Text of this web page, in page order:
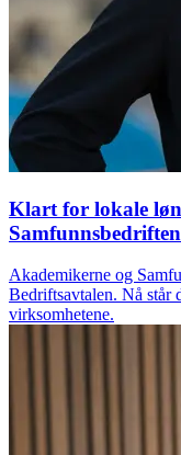
Klart for lokale
Akademikerne og
Bedriftsavtalen. Nå står
virksomhetene.